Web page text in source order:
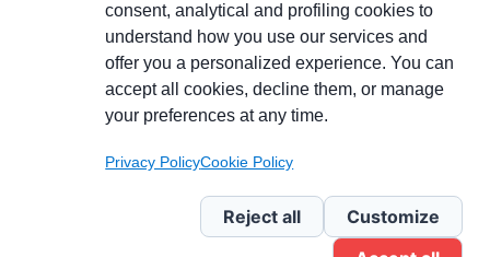
Il Giornale delle PMI.
Testata giornalistica
registrata al Tribunale di
Milano n. 353 del 19
novembre 2013 Powered By
Disclaimer Privacy PolicyCookie
consent, analytical and profiling cookies to
understand how you use our services and
offer you a personalized experience. You can
accept all cookies, decline them, or manage
your preferences at any time.
Privacy PolicyCookie Policy
Reject all
Customize